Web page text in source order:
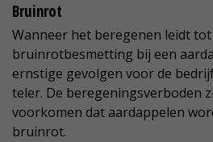
Bruinrot
Wanneer het beregenen leidt tot
bruinrotbesmetting bij een
ernstige gevolgen voor de
teler. De beregeningsverboden
voorkomen dat aardappelen
bruinrot.